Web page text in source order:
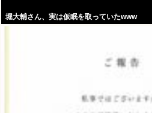
堀大輔さん、実は仮眠を取っていたwww